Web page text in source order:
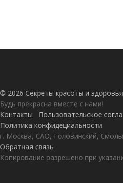
© 2026 Секреты красоты и здоровья
Будь прекрасна вместе с нами!
Контакты
Пользовательское
Политика конфидециальности
г. Москва, САО, Головинский,
Обратная связь
Копирование разрешено при